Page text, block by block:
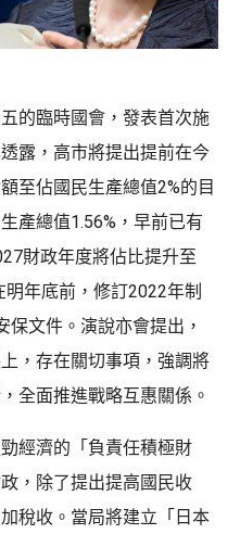
的臨時國會，發表首次施
露，高市將提出提前在今
至佔國民生產總值2%的目
產總值1.56%，早前已有
財政年度將佔比提升至
年底前，修訂2022年制
文件。演說亦會提出，
，存在關切事項，強調將
全面推進戰略互惠關係。
經濟的「負責任積極財
，除了提出提高國民收
稅收。當局將建立「日本